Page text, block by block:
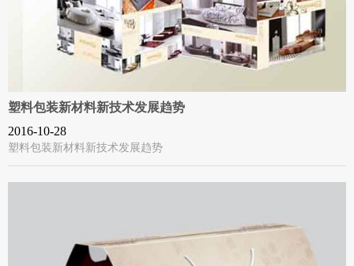
塑料包装新材料新技术发展趋势
2016-10-28
塑料包装新材料新技术发展趋势